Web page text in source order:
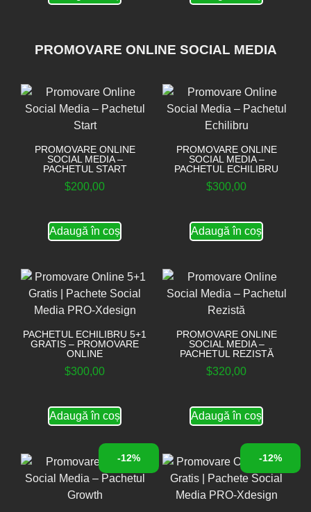
PROMOVARE ONLINE SOCIAL MEDIA
PROMOVARE ONLINE
SOCIAL MEDIA –
PACHETUL START
$200,00
Adaugă în coș
PROMOVARE ONLINE
SOCIAL MEDIA –
PACHETUL ECHILIBRU
$300,00
Adaugă în coș
PACHETUL ECHILIBRU 5+1
GRATIS – PROMOVARE
ONLINE
$300,00
Adaugă în coș
PROMOVARE ONLINE
SOCIAL MEDIA –
PACHETUL REZISTĂ
$320,00
Adaugă în coș
-12% -12%